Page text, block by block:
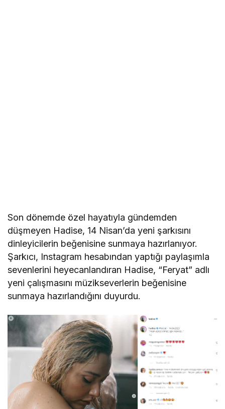
Son dönemde özel hayatıyla gündemden
düşmeyen Hadise, 14 Nisan’da yeni şarkısını
dinleyicilerin beğenisine sunmaya hazırlanıyor.
Şarkıcı, Instagram hesabından yaptığı paylaşımla
sevenlerini heyecanlandıran Hadise, “Feryat” adlı
yeni çalışmasını müzikseverlerin beğenisine
sunmaya hazırlandığını duyurdu.